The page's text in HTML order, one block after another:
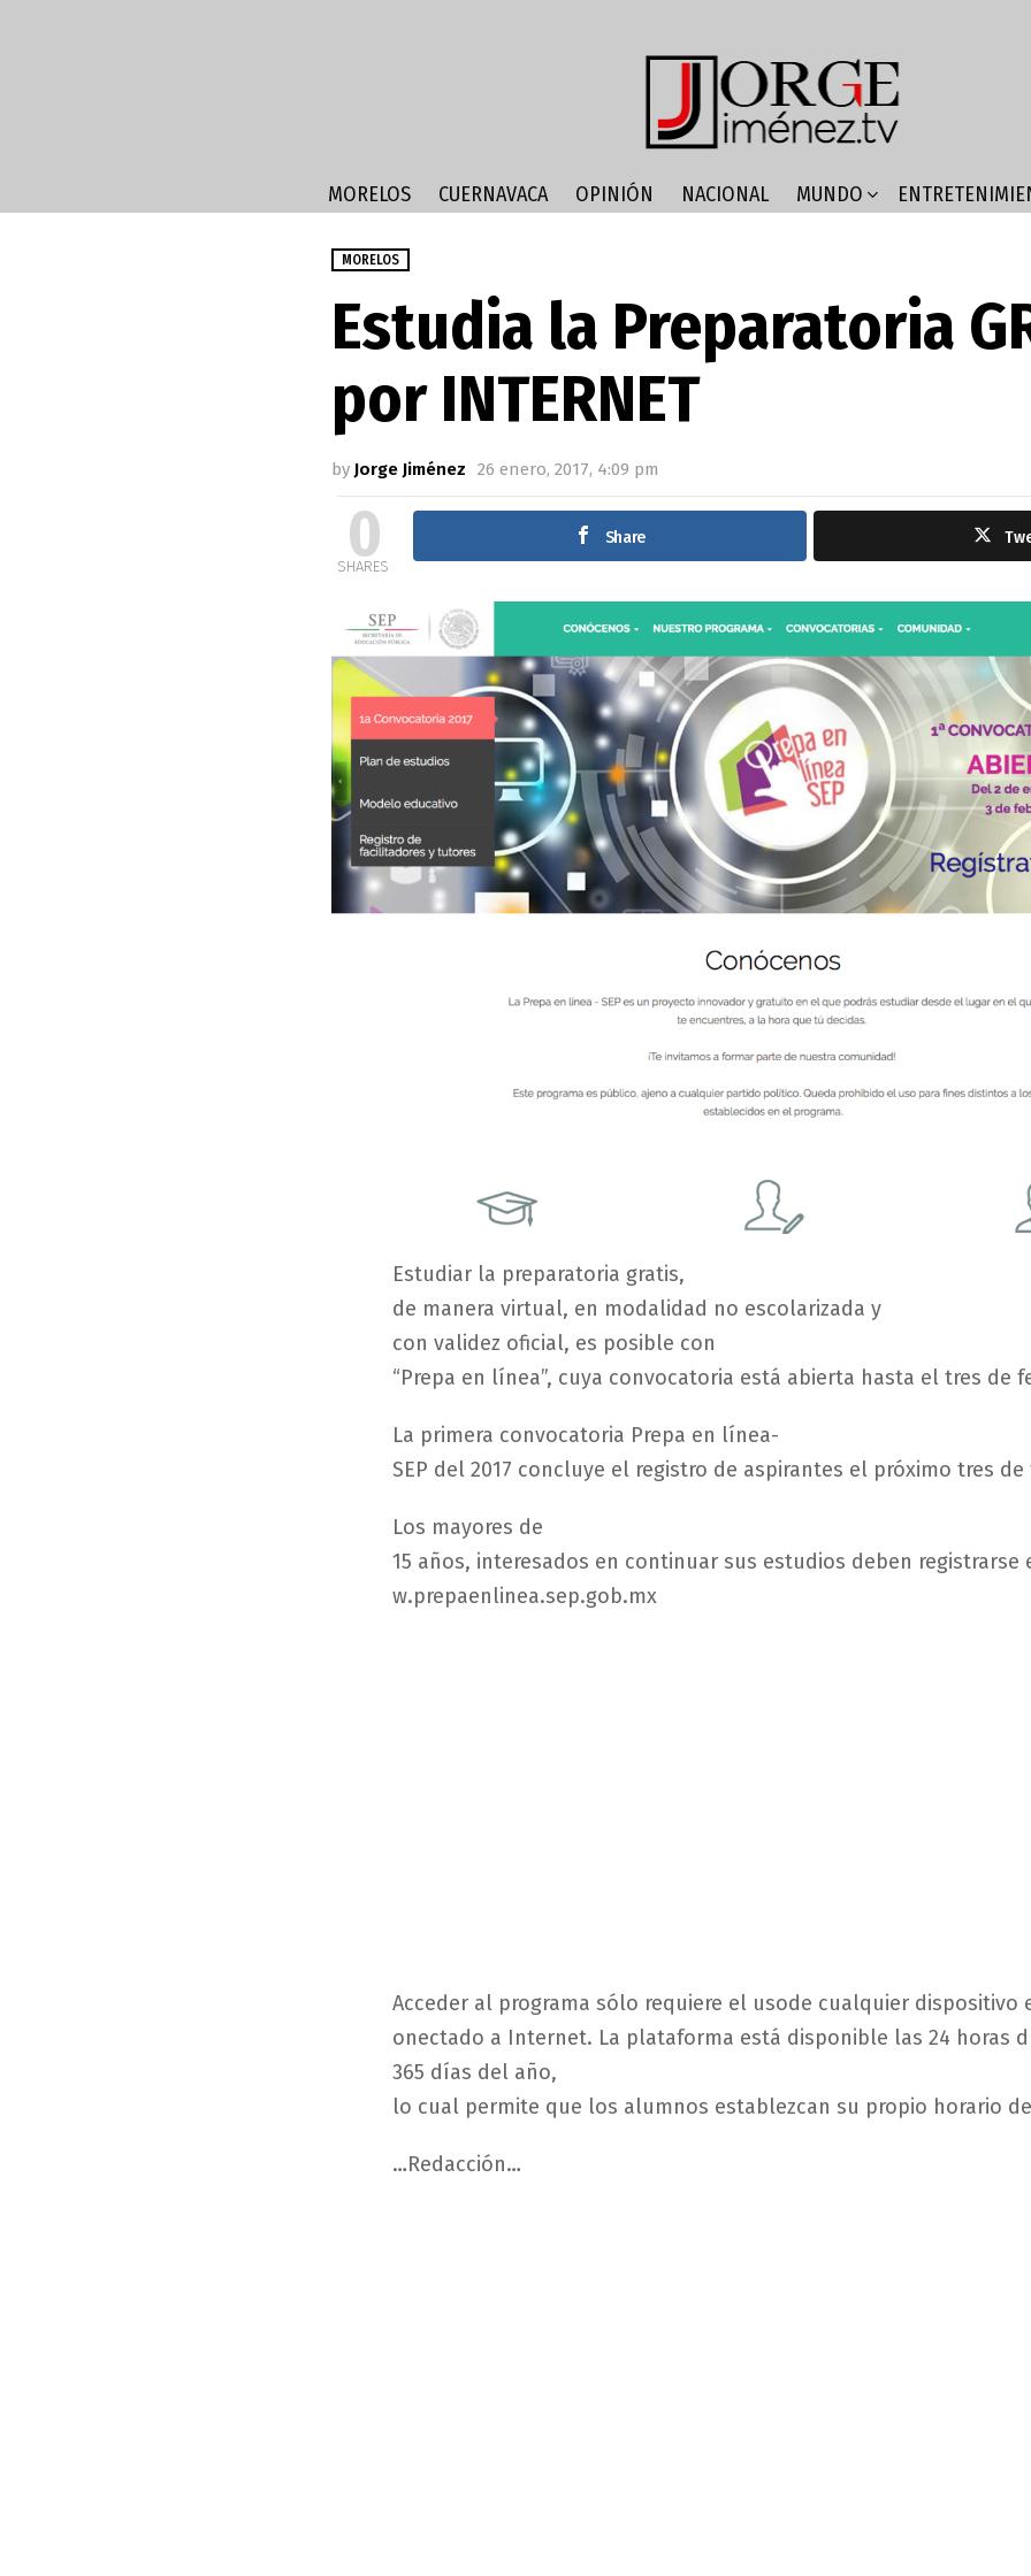
MORELOS CUERNAVACA OPINIÓN NACIONAL MUNDO
MORELOS
Estudia la Preparatoria
por INTERNET
by Jorge Jiménez 26 enero, 2017, 4:09 pm
0
SHARES
Share
Estudiar la preparatoria gratis,
de manera virtual, en modalidad no escolarizada y
con validez oficial, es posible con
“Prepa en línea”, cuya convocatoria está abierta hasta el tres de
La primera convocatoria Prepa en línea-
SEP del 2017 concluye el registro de aspirantes el próximo tres de
Los mayores de
15 años, interesados en continuar sus estudios deben registrarse
w.prepaenlinea.sep.gob.mx
Acceder al programa sólo requiere el usode cualquier dispositivo
onectado a Internet. La plataforma está disponible las 24 horas
365 días del año,
lo cual permite que los alumnos establezcan su propio horario
…Redacción…